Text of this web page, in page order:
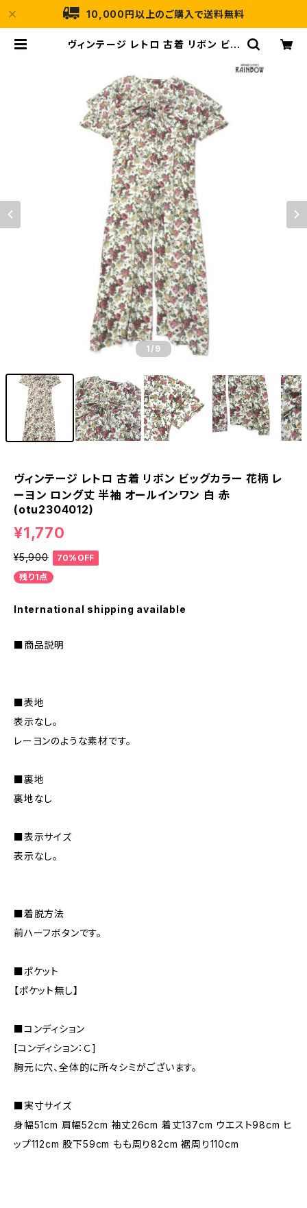
10,000円以上のご購入で送料無料
ヴィンテージ レトロ 古着 リボン ビッ
袖 オールインワン 白 赤 (otu2304
012) | 古着屋RAINBOW
1/9
ヴィンテージ レトロ 古着 リボン ビッグカラー 花柄 レ
ーヨン ロング丈 半袖 オールインワン 白 赤
(otu2304012)
¥1,770
¥5,900
70%OFF
残り1点
International shipping available
■商品説明
■表地
表示なし。
レーヨンのような素材です。
■裏地
裏地なし
■表示サイズ
表示なし。
■着脱方法
前ハーフボタンです。
■ポケット
【ポケット無し】
■コンディション
[コンディション：Ｃ]
胸元に穴、全体的に所々シミがございます。
■実寸サイズ
身幅51cm 肩幅52cm 袖丈26cm 着丈137cm ウエスト98cm ヒ
ップ112cm 股下59cm もも周り82cm 裾周り110cm